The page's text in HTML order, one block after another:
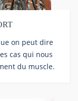
on peut dire
cas qui nous
du muscle.